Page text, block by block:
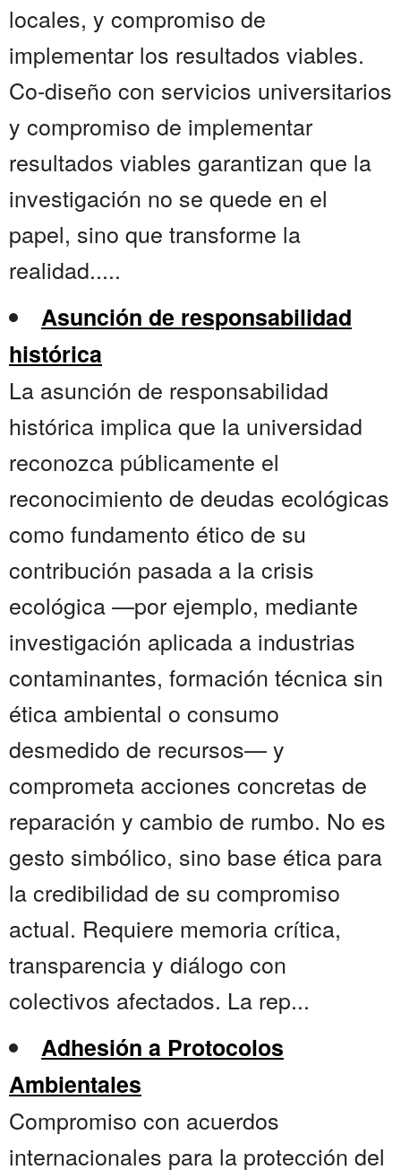
locales, y compromiso de
implementar los resultados viables.
Co-diseño con servicios universitarios
y compromiso de implementar
resultados viables garantizan que la
investigación no se quede en el
papel, sino que transforme la
realidad.....
Asunción de responsabilidad
histórica
La asunción de responsabilidad
histórica implica que la universidad
reconozca públicamente el
reconocimiento de deudas ecológicas
como fundamento ético de su
contribución pasada a la crisis
ecológica —por ejemplo, mediante
investigación aplicada a industrias
contaminantes, formación técnica sin
ética ambiental o consumo
desmedido de recursos— y
comprometa acciones concretas de
reparación y cambio de rumbo. No es
gesto simbólico, sino base ética para
la credibilidad de su compromiso
actual. Requiere memoria crítica,
transparencia y diálogo con
colectivos afectados. La rep...
Adhesión a Protocolos
Ambientales
Compromiso con acuerdos
internacionales para la protección del